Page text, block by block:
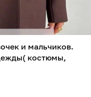
и мальчиков.
костюмы,